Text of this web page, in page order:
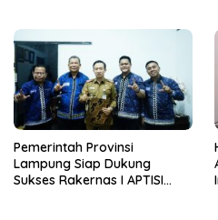
Pemerintah Provinsi
Lampung Siap Dukung
Sukses Rakernas I APTISI